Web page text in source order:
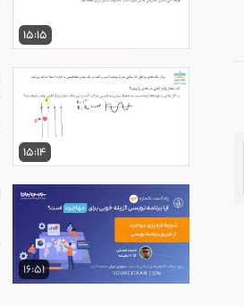
15:15
15:14
16:51